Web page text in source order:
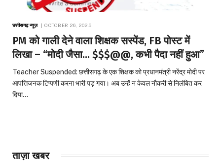
छत्तीसगढ़ न्यूज़ OCTOBER 26, 2025
PM को गाली देने वाला शिक्षक सस्पेंड, FB पोस्ट में
लिखा – “मोदी जैसा… $$$@@, कभी पैदा नहीं हुआ”
Teacher Suspended: छत्तीसगढ़ के एक शिक्षक को प्रधानमंत्री नरेंद्र मोदी पर
आपत्तिजनक टिप्पणी करना भारी पड़ गया। अब उन्हें न केवल नौकरी से निलंबित कर
दिया…
ताज़ा खबर